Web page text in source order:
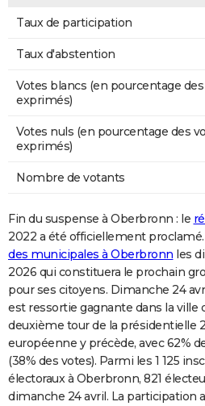
Taux de participation
Taux d'abstention
Votes blancs (en pourcentage
exprimés)
Votes nuls (en pourcentage des
exprimés)
Nombre de votants
Fin du suspense à Oberbronn : le
2022 a été officiellement
des municipales à Oberbronn les
2026 qui constituera le prochain
pour ses citoyens. Dimanche 24
est ressortie gagnante dans la ville
deuxième tour de la présidentielle
européenne y précède, avec 62%
(38% des votes). Parmi les 1 125
électoraux à Oberbronn, 821
dimanche 24 avril. La participation